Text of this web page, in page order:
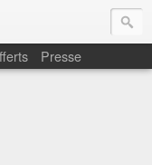
Presse